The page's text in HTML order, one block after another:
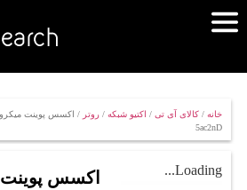
خانه/ کالای آی تی/ اکتیو شبکه/ روتر
5ac2nD
Loading...
اکسس پوینت